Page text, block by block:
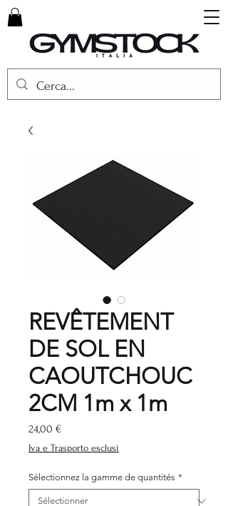
REVÊTEMENT
DE SOL EN
CAOUTCHOUC
2CM 1m x 1m
24,00 €
Iva e Trasporto esclusi
Sélectionnez la gamme de quantités *